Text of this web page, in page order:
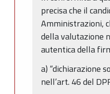
precisa che il
Amministrazioni,
della valutazione
autentica della
a) “dichiarazione
nell’art. 46 del